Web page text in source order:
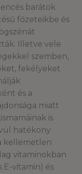
barátok
főzeteikbe és
Illetve vele
szemben,
fekélyeket
és a
miatt
is
hatékony
kellemetlen
vitaminokban
E-vitamin) és